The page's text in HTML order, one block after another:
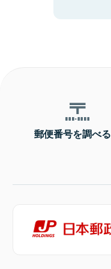
郵便番号を調べる